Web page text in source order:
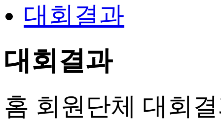
대회결과
대회결과
홈 회원단체 대회